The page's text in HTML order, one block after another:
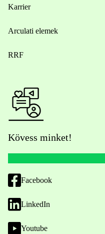
Karrier
Arculati elemek
RRF
Kövess minket!
Facebook
LinkedIn
Youtube